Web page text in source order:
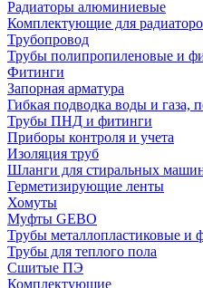
Радиаторы алюминиевые
Комплектующие для
Трубопровод
Трубы полипропиленовые и
Фитинги
Запорная арматура
Гибкая подводка воды и газа,
Трубы ПНД и фитинги
Приборы контроля и учета
Изоляция труб
Шланги для стиральных
Герметизирующие ленты
Хомуты
Муфты GEBO
Трубы металлопластиковые и
Трубы для теплого пола
Сшитые ПЭ
Комплектующие